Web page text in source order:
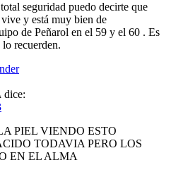
seguridad puedo decirte que
y está muy bien de
de Peñarol en el 59 y el 60 . Es
recuerden.
dice:
PIEL VIENDO ESTO
TODAVIA PERO LOS
EN EL ALMA